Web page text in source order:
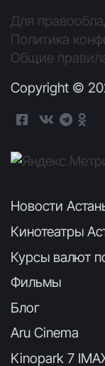
Для
Политика
Общие
Copyright ©
Новости
Кинотеатры
Курсы валют
Фильмы
Блог
Aru Cinema
Kinopark 7